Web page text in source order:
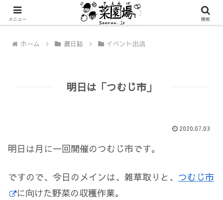
ホーム 農日誌 イベント出店
明日は「つむじ市」
2020.07.03
明日は月に一回開催のつむじ市です。
ですので、今日のメインは、雑草取りと、 つむじ市
に向けた野菜の収穫作業。
メニュー 検索